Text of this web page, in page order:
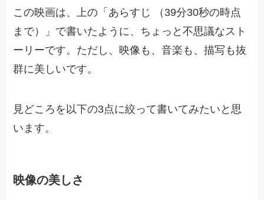
この映画は、上の「あらすじ （39分30秒の時点
まで）」で書いたように、ちょっと不思議なスト
ーリーです。ただし、映像も、音楽も、描写も抜
群に美しいです。
見どころを以下の3点に絞って書いてみたいと思
います。
映像の美しさ